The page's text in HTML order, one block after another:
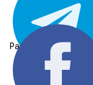
Partager: